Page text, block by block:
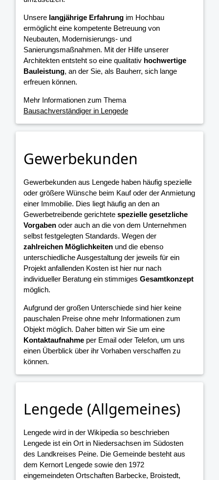
Unsere langjährige Erfahrung im Hochbau
ermöglicht eine kompetente Betreuung von
Neubauten, Modernisierungs- und
Sanierungsmaßnahmen. Mit der Hilfe unserer
Architekten entsteht so eine qualitativ hochwertige
Bauleistung, an der Sie, als Bauherr, sich lange
erfreuen können.
Mehr Informationen zum Thema
Bausachverständiger in Lengede
Gewerbekunden
Gewerbekunden aus Lengede haben häufig spezielle
oder größere Wünsche beim Kauf oder der Anmietung
einer Immobilie. Dies liegt häufig an den an
Gewerbetreibende gerichtete spezielle gesetzliche
Vorgaben oder auch an die von dem Unternehmen
selbst festgelegten Standards. Wegen der
zahlreichen Möglichkeiten und die ebenso
unterschiedliche Ausgestaltung der jeweils für ein
Projekt anfallenden Kosten ist hier nur nach
individueller Beratung ein stimmiges Gesamtkonzept
möglich.
Aufgrund der großen Unterschiede sind hier keine
pauschalen Preise ohne mehr Informationen zum
Objekt möglich. Daher bitten wir Sie um eine
Kontaktaufnahme per Email oder Telefon, um uns
einen Überblick über ihr Vorhaben verschaffen zu
können.
Lengede (Allgemeines)
Lengede wird in der Wikipedia so beschrieben
Lengede ist ein Ort in Niedersachsen im Südosten
des Landkreises Peine. Die Gemeinde besteht aus
dem Kernort Lengede sowie den 1972
eingemeindeten Ortschaften Barbecke, Broistedt,